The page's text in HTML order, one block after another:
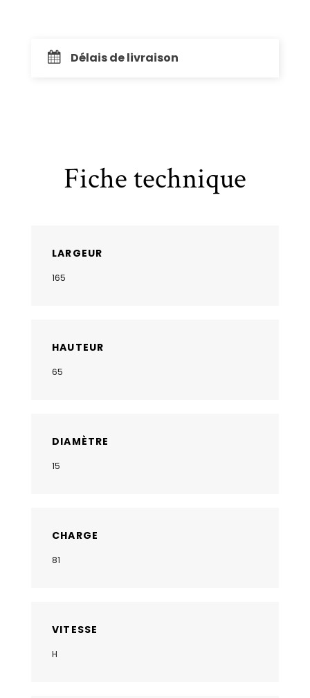
Délais de livraison
Fiche technique
LARGEUR
165
HAUTEUR
65
DIAMÈTRE
15
CHARGE
81
VITESSE
H